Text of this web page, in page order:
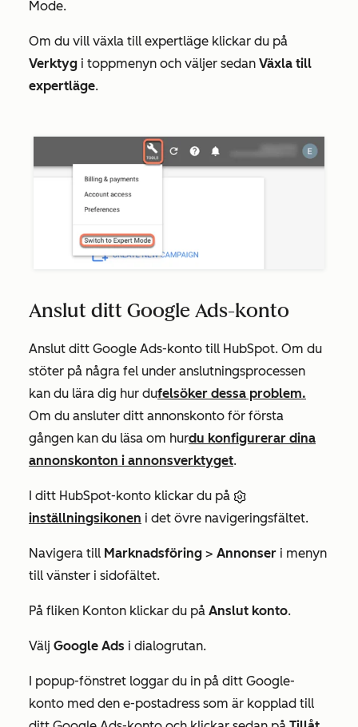
Mode.
Om du vill växla till expertläge klickar du på
Verktyg i toppmenyn och väljer sedan Växla till
expertläge.
Anslut ditt Google Ads-konto
Anslut ditt Google Ads-konto till HubSpot. Om du
stöter på några fel under anslutningsprocessen
kan du lära dig hur dufelsöker dessa problem.
Om du ansluter ditt annonskonto för första
gången kan du läsa om hurdu konfigurerar dina
annonskonton i annonsverktyget.
I ditt HubSpot-konto klickar du på
inställningsikonen i det övre navigeringsfältet.
Navigera till Marknadsföring > Annonser i menyn
till vänster i sidofältet.
På fliken Konton klickar du på Anslut konto.
Välj Google Ads i dialogrutan.
I popup-fönstret loggar du in på ditt Google-
konto med den e-postadress som är kopplad till